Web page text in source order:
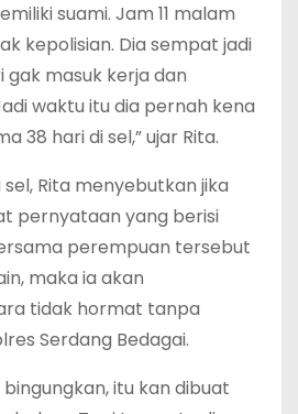
suami. Jam 11 malam
kepolisian. Dia sempat jadi
gak masuk kerja dan
waktu itu dia pernah kena
38 hari di sel,” ujar Rita.
Rita menyebutkan jika
pernyataan yang berisi
perempuan tersebut
maka ia akan
tidak hormat tanpa
Serdang Bedagai.
itu kan dibuat